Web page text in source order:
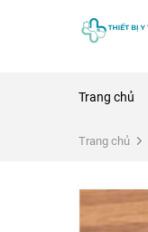
Trang chủ
Trang chủ